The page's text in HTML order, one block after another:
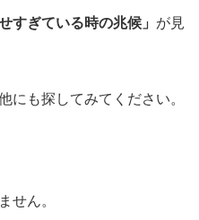
すぎている時の兆候」 が見
にも探してみてください。
せん。